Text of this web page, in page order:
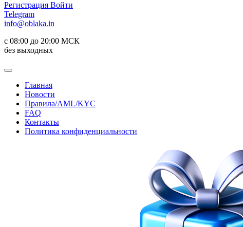
Регистрация Войти
Telegram
info@oblaka.in
с 08:00 до 20:00 МСК
без выходных
Главная
Новости
Правила/AML/KYC
FAQ
Контакты
Политика конфиденциальности